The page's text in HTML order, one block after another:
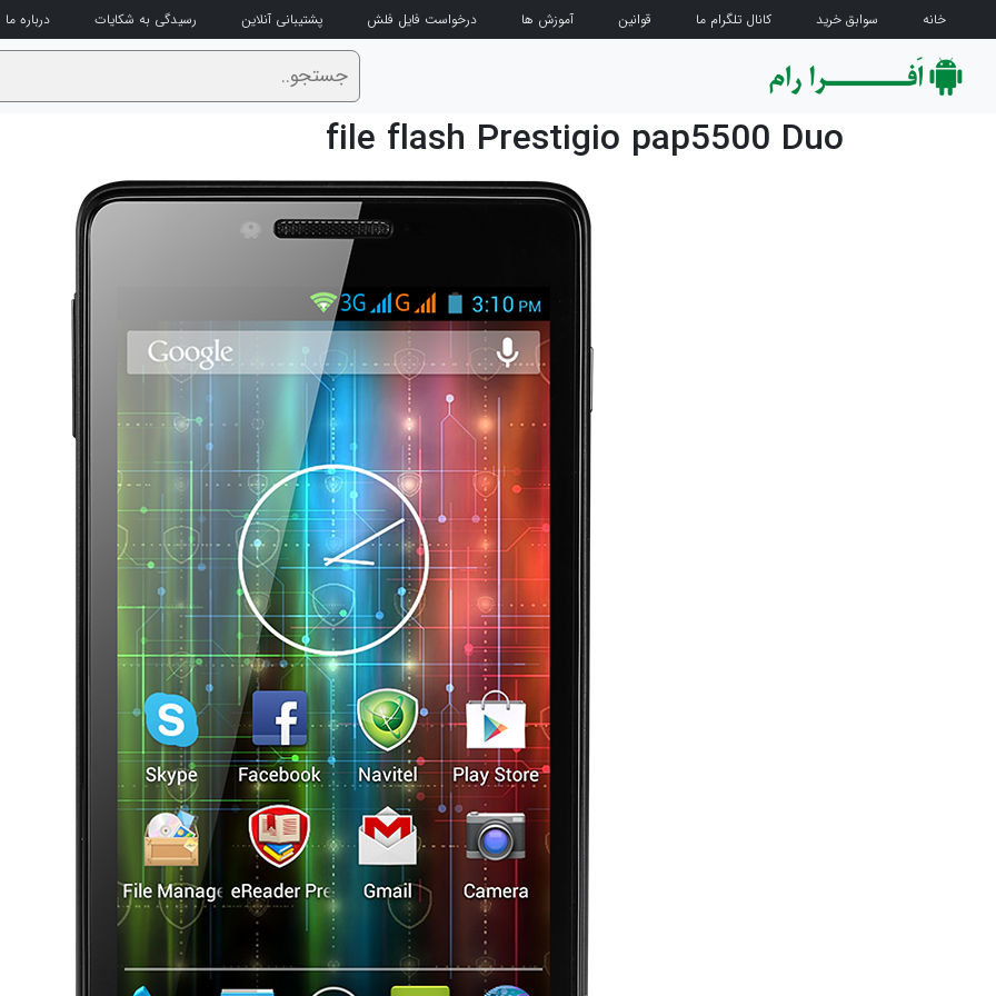
خانه سوابق خرید کانال تلگرام ما قوانین آموزش ها درخواست فایل فلش پشتیبانی آنلاین رسیدگی به شکایات درباره ما
file flash Prestigio pap5500 Duo